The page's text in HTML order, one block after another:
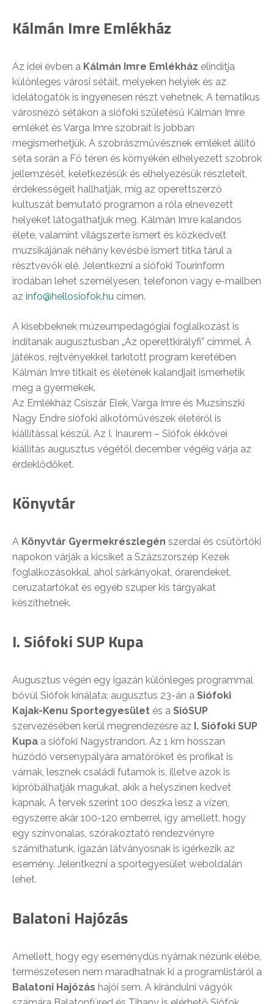
Kálmán Imre Emlékház
Az idei évben a Kálmán Imre Emlékház elindítja
különleges városi sétáit, melyeken helyiek és az
idelátogatók is ingyenesen részt vehetnek. A tematikus
városnéző sétákon a siófoki születésű Kálmán Imre
emlékét és Varga Imre szobrait is jobban
megismerhetjük. A szobrászművésznek emléket állító
séta során a Fő téren és környékén elhelyezett szobrok
jellemzését, keletkezésük és elhelyezésük részleteit,
érdekességeit hallhatják, míg az operettszerző
kultuszát bemutató programon a róla elnevezett
helyeket látogathatjuk meg. Kálmán Imre kalandos
élete, valamint világszerte ismert és közkedvelt
muzsikájának néhány kevésbé ismert titka tárul a
résztvevők elé. Jelentkezni a siófoki Tourinform
irodában lehet személyesen, telefonon vagy e-mailben
az info@hellosiofok.hu címen.
A kisebbeknek múzeumpedagógiai foglalkozást is
indítanak augusztusban „Az operettkirályfi” címmel. A
játékos, rejtvényekkel tarkított program keretében
Kálmán Imre titkait és életének kalandjait ismerhetik
meg a gyermekek.
Az Emlékház Csiszár Elek, Varga Imre és Muzsinszki
Nagy Endre siófoki alkotóművészek életéről is
kiállítással készül. Az I. Inaurem – Siófok ékkövei
kiállítás augusztus végétől december végéig várja az
érdeklődőket.
Könyvtár
A Könyvtár Gyermekrészlegén szerdai és csütörtöki
napokon várják a kicsiket a Százszorszép Kezek
foglalkozásokkal, ahol sárkányokat, órarendeket,
ceruzatartókat és egyéb szuper kis tárgyakat
készíthetnek.
I. Siófoki SUP Kupa
Augusztus végén egy igazán különleges programmal
bővül Siófok kínálata: augusztus 23-án a Siófoki
Kajak-Kenu Sportegyesület és a SióSUP
szervezésében kerül megrendezésre az I. Siófoki SUP
Kupa a siófoki Nagystrandon. Az 1 km hosszan
húzódó versenypályára amatőröket és profikat is
várnak, lesznek családi futamok is, illetve azok is
kipróbálhatják magukat, akik a helyszínen kedvet
kapnak. A tervek szerint 100 deszka lesz a vízen,
egyszerre akár 100-120 emberrel, így amellett, hogy
egy színvonalas, szórakoztató rendezvényre
számíthatunk, igazán látványosnak is ígérkezik az
esemény. Jelentkezni a sportegyesület weboldalán
lehet.
Balatoni Hajózás
Amellett, hogy egy eseménydús nyárnak nézünk elébe,
természetesen nem maradhatnak ki a programlistáról a
Balatoni Hajózás hajói sem. A kirándulni vágyók